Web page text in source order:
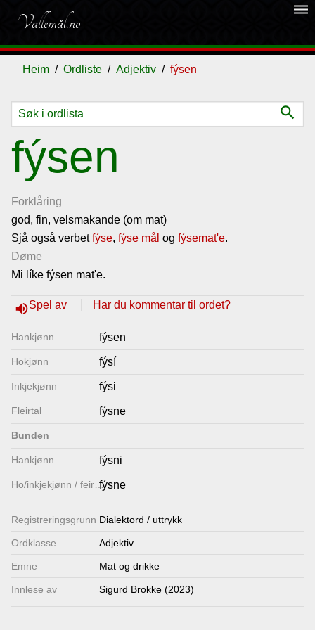
Vallemål.no
dehaze
Heim Ordliste Adjektiv fýsen
search
fýsen
Forklåring
god, fin, velsmakande (om mat)
Sjå også verbetfýse, fýse mål og fýsemat'e.
Døme
Mi líke fýsen mat'e.
volume_upSpel av Har du kommentar til ordet?
Hankjønn fýsen
Hokjønn fýsí
Inkjekjønn fýsi
Fleirtal fýsne
Bunden
Hankjønn fýsni
Ho/inkjekjønn / feirtal
fýsne
Registrerings­grunn Dialektord / uttrykk
Ordklasse Adjektiv
Emne Mat og drikke
Innlese av Sigurd Brokke (2023)
Ordliste
Om
vallemålet
Gjestebok
Lenkjer
Kontakt
oss